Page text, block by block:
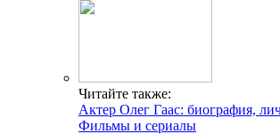
Читайте также:
Актер Олег Гаас: биография,
Фильмы и сериалы